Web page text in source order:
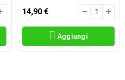
14,90 €
Aggiungi